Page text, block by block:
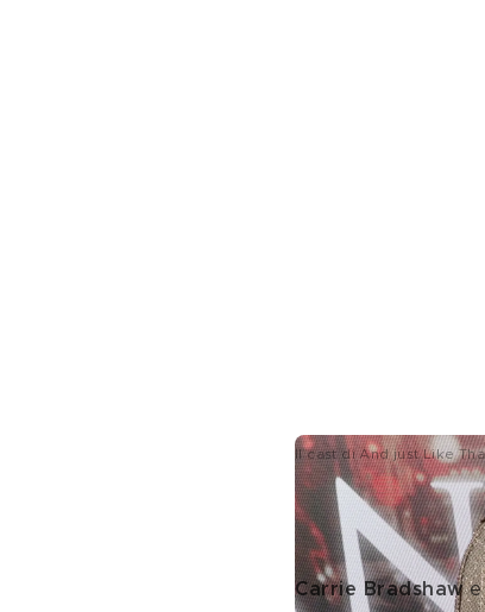
Il cast di And just Like
La moda?
Carrie Bradshaw e